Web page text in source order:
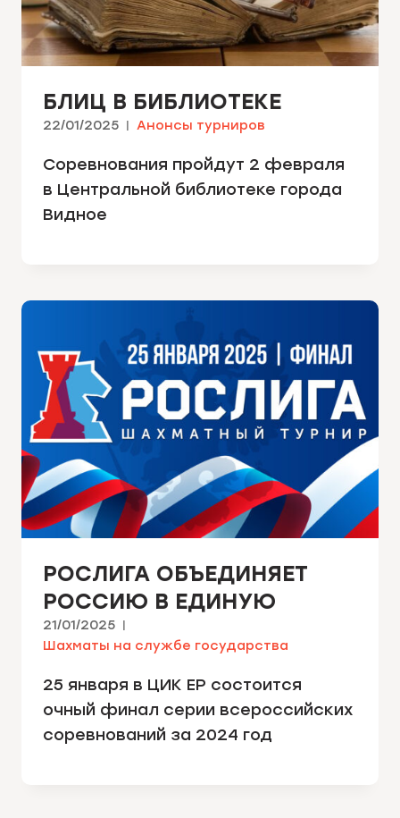
БЛИЦ В БИБЛИОТЕКЕ
22/01/2025 Анонсы турниров
Соревнования пройдут 2 февраля
в Центральной библиотеке города
Видное
РОСЛИГА ОБЪЕДИНЯЕТ
РОССИЮ В ЕДИНУЮ
21/01/2025
Шахматы на службе государства
25 января в ЦИК ЕР состоится
очный финал серии всероссийских
соревнований за 2024 год